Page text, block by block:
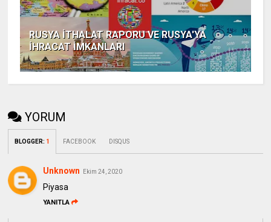
RUSYA İTHALAT RAPORU VE RUSYA'YA
İHRACAT İMKANLARI
YORUM
BLOGGER: 1 FACEBOOK DISQUS
Unknown Ekim 24, 2020
Piyasa
YANITLA